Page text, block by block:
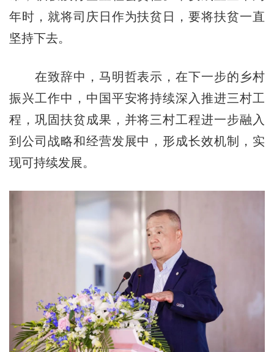
年时，就将司庆日作为扶贫日，要将扶贫一直
坚持下去。
在致辞中，马明哲表示，在下一步的乡村
振兴工作中，中国平安将持续深入推进三村工
程，巩固扶贫成果，并将三村工程进一步融入
到公司战略和经营发展中，形成长效机制，实
现可持续发展。